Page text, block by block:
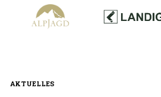
AKTUELLES